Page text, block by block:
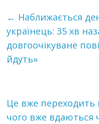
← Наближається
українець: 35 хв
довгоочікуване
йдуть»
Це вже переходить
чого вже вдаються